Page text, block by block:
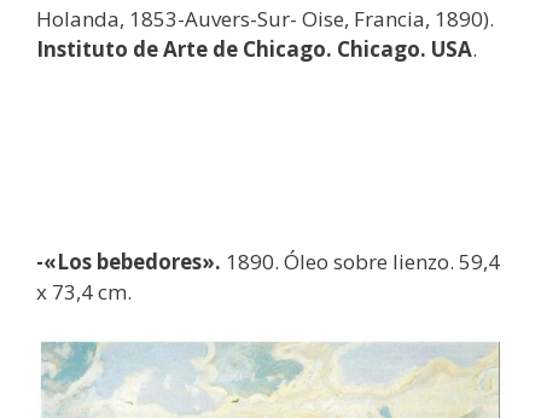
Holanda, 1853-Auvers-Sur- Oise, Francia, 1890).
Instituto de Arte de Chicago. Chicago. USA.
-«Los bebedores». 1890. Óleo sobre lienzo. 59,4
x 73,4 cm.